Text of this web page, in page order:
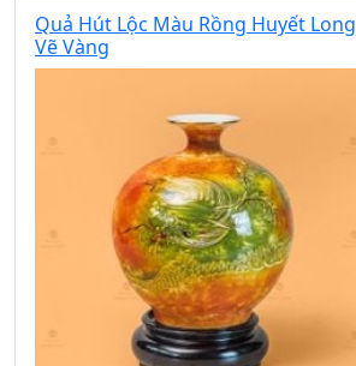
Quả Hút Lộc Màu Rồng Huyết Long
Vẽ Vàng